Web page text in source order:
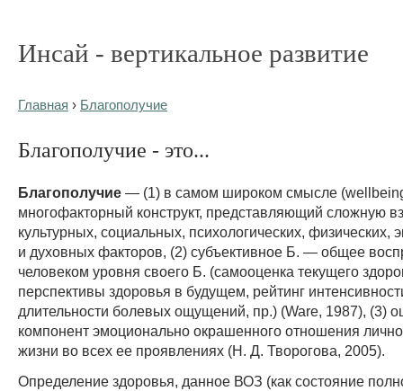
Инсай - вертикальное развитие
Главная › Благополучие
Благополучие - это...
Благополучие — (1) в самом широком смысле
многофакторный конструкт, представляющий сложную
культурных, социальных, психологических, физических,
и духовных факторов, (2) субъективное Б. — общее
человеком уровня своего Б. (самооценка текущего
перспективы здоровья в будущем, рейтинг
длительности болевых ощущений, пр.) (Ware, 1987), (3)
компонент эмоционально окрашенного отношения
жизни во всех ее проявлениях (Н. Д. Творогова, 2005).
Определение здоровья, данное ВОЗ (как состояние